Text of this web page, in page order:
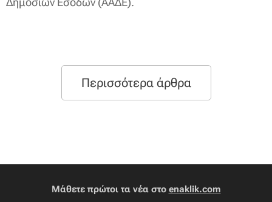
Περισσότερα άρθρα
Μάθετε πρώτοι τα νέα στο enaklik.com